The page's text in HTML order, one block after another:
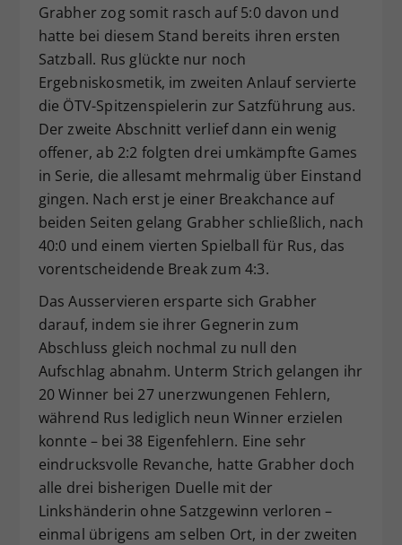
Grabher zog somit rasch auf 5:0 davon und
hatte bei diesem Stand bereits ihren ersten
Satzball. Rus glückte nur noch
Ergebniskosmetik, im zweiten Anlauf servierte
die ÖTV-Spitzenspielerin zur Satzführung aus.
Der zweite Abschnitt verlief dann ein wenig
offener, ab 2:2 folgten drei umkämpfte Games
in Serie, die allesamt mehrmalig über Einstand
gingen. Nach erst je einer Breakchance auf
beiden Seiten gelang Grabher schließlich, nach
40:0 und einem vierten Spielball für Rus, das
vorentscheidende Break zum 4:3.
Das Ausservieren ersparte sich Grabher
darauf, indem sie ihrer Gegnerin zum
Abschluss gleich nochmal zu null den
Aufschlag abnahm. Unterm Strich gelangen ihr
20 Winner bei 27 unerzwungenen Fehlern,
während Rus lediglich neun Winner erzielen
konnte – bei 38 Eigenfehlern. Eine sehr
eindrucksvolle Revanche, hatte Grabher doch
alle drei bisherigen Duelle mit der
Linkshänderin ohne Satzgewinn verloren –
einmal übrigens am selben Ort, in der zweiten